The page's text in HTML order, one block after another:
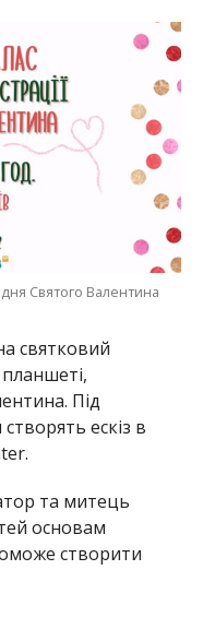
Святого Валентина
святковий
Під
ескіз в
та митець
основам
створити